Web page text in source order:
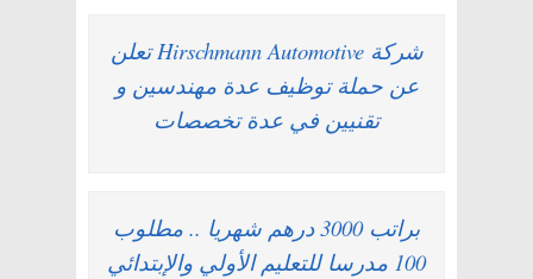
شركة Hirschmann Automotive تعلن
عن حملة توظيف عدة مهندسين و
تقنيين في عدة تخصصات
براتب 3000 درهم شهريا .. مطلوب
100 مدرسا للتعليم الأولي والإبتدائي